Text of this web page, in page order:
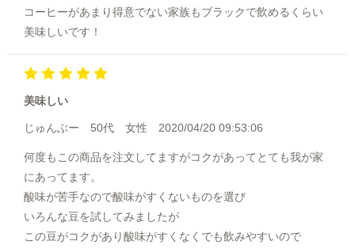
コーヒーがあまり得意でない家族もブラックで飲めるくらい
美味しいです！
美味しい
じゅんぶー 50代 女性 2020/04/20 09:53:06
何度もこの商品を注文してますがコクがあってとても我が家
にあってます。
酸味が苦手なので酸味がすくないものを選び
いろんな豆を試してみましたが
この豆がコクがあり酸味がすくなくでも飲みやすいので